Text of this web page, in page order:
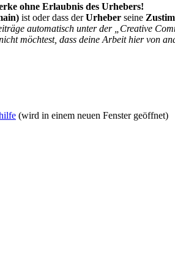
ohne Erlaubnis des Urhebers!
ist oder dass derUrheber seine
automatisch unter der „Creative
möchtest, dass deine Arbeit hier von
(wird in einem neuen Fenster geöffnet)